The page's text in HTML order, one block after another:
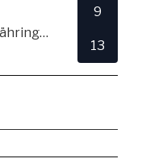
TSV Alemannia Freiburg-Zähringen
9
13